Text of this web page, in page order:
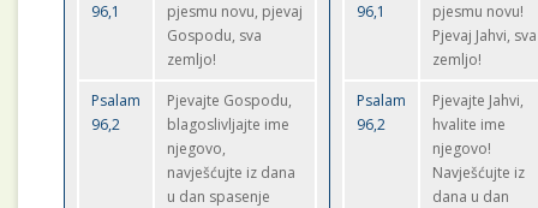
96,1
pjesmu novu, pjevaj
Gospodu, sva
zemljo!
Psalam
96,2
Pjevajte Gospodu,
blagoslivljajte ime
njegovo,
navješćujte iz dana
u dan spasenje
96,1
pjesmu novu!
Pjevaj Jahvi, sva
zemljo!
Psalam
96,2
Pjevajte Jahvi,
hvalite ime
njegovo!
Navješćujte iz
dana u dan